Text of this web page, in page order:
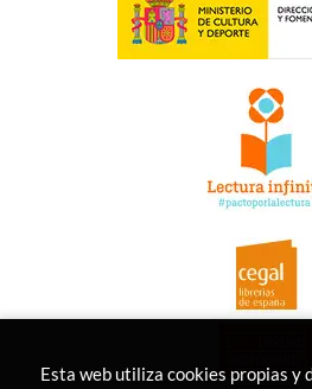
Esta web utiliza cookies propias y